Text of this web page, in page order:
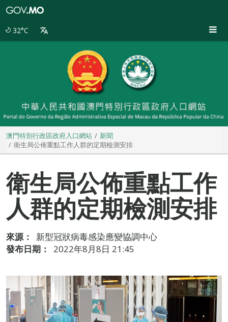
32°C
澳門特別行政區政府入口網站
新聞
衛生局公佈重點工作人群的定期檢測安排
衛生局公佈重點工作
人群的定期檢測安排
來源：
新型冠狀病毒感染應變協調中心
發布日期：
2022年8月8日 21:45